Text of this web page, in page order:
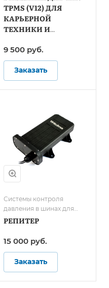
спецтранспорта
TPMS (V12) ДЛЯ
КАРЬЕРНОЙ
ТЕХНИКИ И
9 500 руб.
Заказать
Системы контроля
давления в шинах для
грузового транспорта/
давления в шинах для
автобусов
РЕПИТЕР
15 000 руб.
Заказать